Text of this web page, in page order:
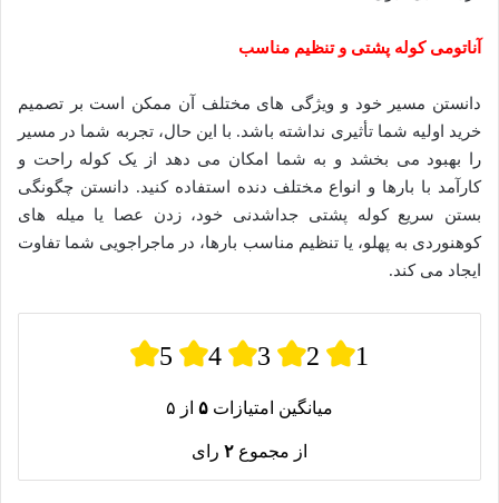
آناتومی کوله پشتی و تنظیم مناسب
دانستن مسیر خود و ویژگی های مختلف آن ممکن است بر تصمیم
خرید اولیه شما تأثیری نداشته باشد. با این حال، تجربه شما در مسیر
را بهبود می بخشد و به شما امکان می دهد از یک کوله راحت و
کارآمد با بارها و انواع مختلف دنده استفاده کنید. دانستن چگونگی
بستن سریع کوله پشتی جداشدنی خود، زدن عصا یا میله های
کوهنوردی به پهلو، یا تنظیم مناسب بارها، در ماجراجویی شما تفاوت
ایجاد می کند.
5 4 3 2 1
میانگین امتیازات ۵ از ۵
از مجموع ۲ رای